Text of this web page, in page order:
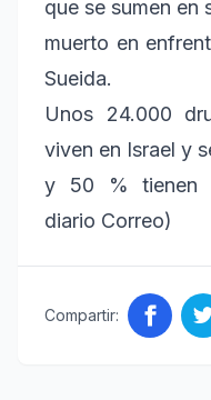
que se sumen en
muerto en
Sueida.
Unos 24.000
viven en Israel y
y 50 % tienen
diario Correo)
Compartir: